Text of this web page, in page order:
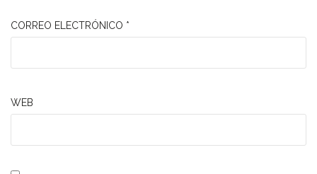
CORREO ELECTRÓNICO *
WEB